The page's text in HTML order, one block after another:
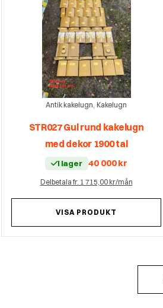
Antik kakelugn, Kakelugn
STR027 Gul rund kakelugn
med dekor 1900 tal
I lager 40 000kr
Delbetala fr. 1 715,00 kr/mån
VISA PRODUKT